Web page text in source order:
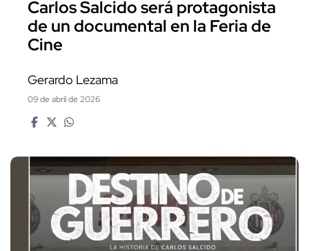
Carlos Salcido será protagonista
de un documental en la Feria de
Cine
Gerardo Lezama
09 de abril de 2026